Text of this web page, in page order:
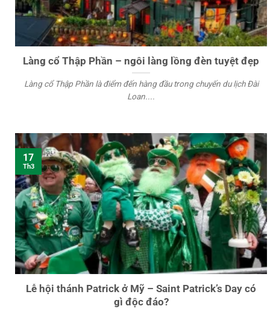
Làng cổ Thập Phần – ngôi làng lồng đèn tuyệt đẹp
Làng cổ Thập Phần là điểm đến hàng đầu trong chuyến du lịch Đài
Loan....
Lễ hội thánh Patrick ở Mỹ – Saint Patrick’s Day có
gì độc đáo?
17
Th3